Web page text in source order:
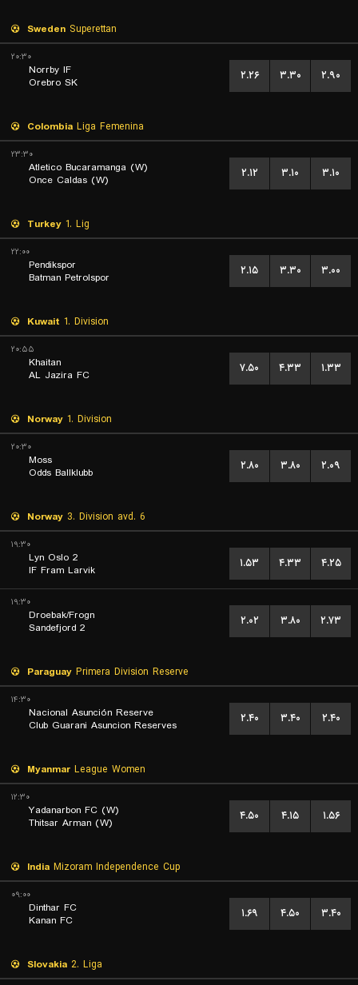
Sweden Superettan
۲۰:۳۰
Norrby IF
Orebro SK
۲.۲۶ ۳.۳۰ ۲.۹۰
Colombia Liga Femenina
۲۳:۳۰
Atletico Bucaramanga (W)
Once Caldas (W)
۲.۱۲ ۳.۱۰ ۳.۱۰
Turkey 1. Lig
۲۲:۰۰
Pendikspor
Batman Petrolspor
۲.۱۵ ۳.۳۰ ۳.۰۰
Kuwait 1. Division
۲۰:۵۵
Khaitan
AL Jazira FC
۷.۵۰ ۴.۳۳ ۱.۳۳
Norway 1. Division
۲۰:۳۰
Moss
Odds Ballklubb
۲.۸۰ ۳.۸۰ ۲.۰۹
Norway 3. Division avd. 6
۱۹:۳۰
Lyn Oslo 2
IF Fram Larvik
۱.۵۳ ۴.۳۳ ۴.۲۵
۱۹:۳۰
Droebak/Frogn
Sandefjord 2
۲.۰۲ ۳.۸۰ ۲.۷۳
Paraguay Primera Division Reserve
۱۴:۳۰
Nacional Asunción Reserve
Club Guarani Asuncion Reserves
۲.۴۰ ۳.۴۰ ۲.۴۰
Myanmar League Women
۱۲:۳۰
Yadanarbon FC (W)
Thitsar Arman (W)
۴.۵۰ ۴.۱۵ ۱.۵۶
India Mizoram Independence Cup
۰۹:۰۰
Dinthar FC
Kanan FC
۱.۶۹ ۴.۵۰ ۳.۴۰
Slovakia 2. Liga